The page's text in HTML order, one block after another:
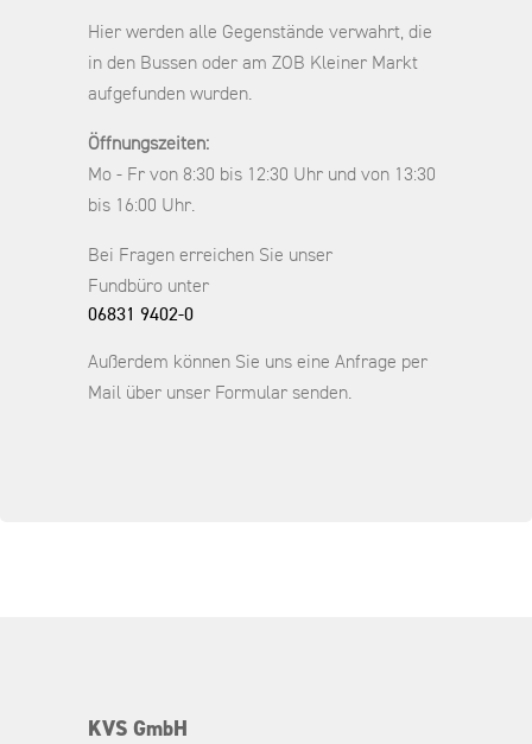
Hier werden alle Gegenstände verwahrt, die
in den Bussen oder am ZOB Kleiner Markt
aufgefunden wurden.
Öffnungszeiten:
Mo - Fr von 8:30 bis 12:30 Uhr und von 13:30
bis 16:00 Uhr.
Bei Fragen erreichen Sie unser
Fundbüro unter
06831 9402-0
Außerdem können Sie uns eine Anfrage per
Mail über unser Formular senden.
KVS GmbH